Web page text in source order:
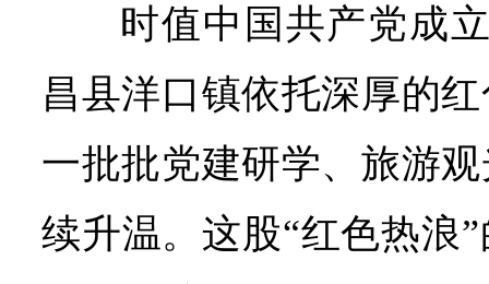
时值中国共产党成
昌县洋口镇依托深厚的
一批批党建研学、旅游
续升温。这股“红色热浪